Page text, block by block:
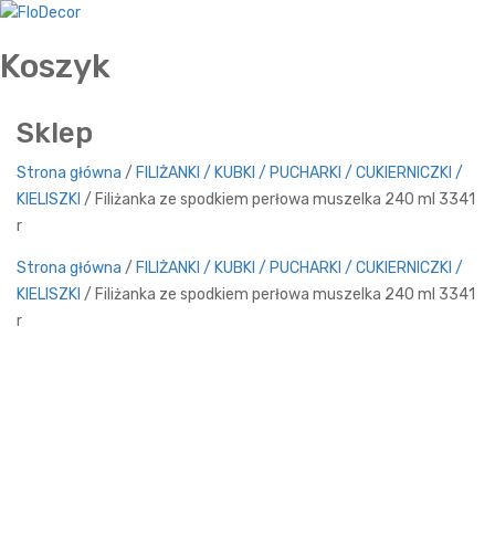
Koszyk
Sklep
Strona główna / FILIŻANKI / KUBKI / PUCHARKI / CUKIERNICZKI /
KIELISZKI / Filiżanka ze spodkiem perłowa muszelka 240 ml 3341
r
Strona główna / FILIŻANKI / KUBKI / PUCHARKI / CUKIERNICZKI /
KIELISZKI / Filiżanka ze spodkiem perłowa muszelka 240 ml 3341
r